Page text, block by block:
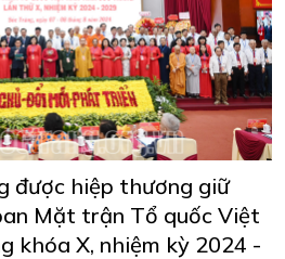
được hiệp thương giữ
Mặt trận Tổ quốc Việt
khóa X, nhiệm kỳ 2024 -